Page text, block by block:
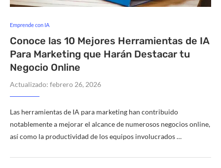
Emprende con IA
Conoce las 10 Mejores Herramientas de IA
Para Marketing que Harán Destacar tu
Negocio Online
Actualizado: febrero 26, 2026
Las herramientas de IA para marketing han contribuido
notablemente a mejorar el alcance de numerosos negocios online,
así como la productividad de los equipos involucrados …